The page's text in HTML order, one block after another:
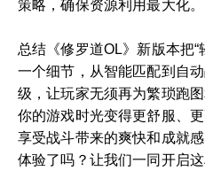
策略，确保资源利用最大化。
总结《修罗道OL》新版本把
一个细节，从智能匹配到自
级，让玩家无须再为繁琐跑
你的游戏时光变得更舒服、
享受战斗带来的爽快和成就
体验了吗？让我们一同开启